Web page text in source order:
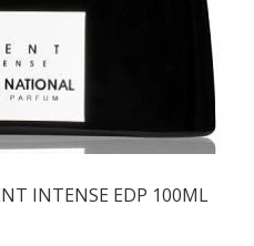
INTENSE EDP 100ML